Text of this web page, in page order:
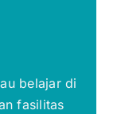
belajar di
fasilitas